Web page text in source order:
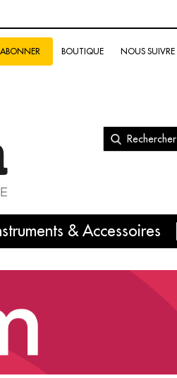
BOUTIQUE NOUS SUIVRE
Rechercher
& Accessoires